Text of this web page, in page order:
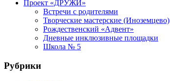
Проект «ДРУЖИ»
Встречи с родителями
Творческие мастерские (Иноземцево)
Рождественский «Адвент»
Дневные инклюзивные площадки
Школа № 5
Рубрики